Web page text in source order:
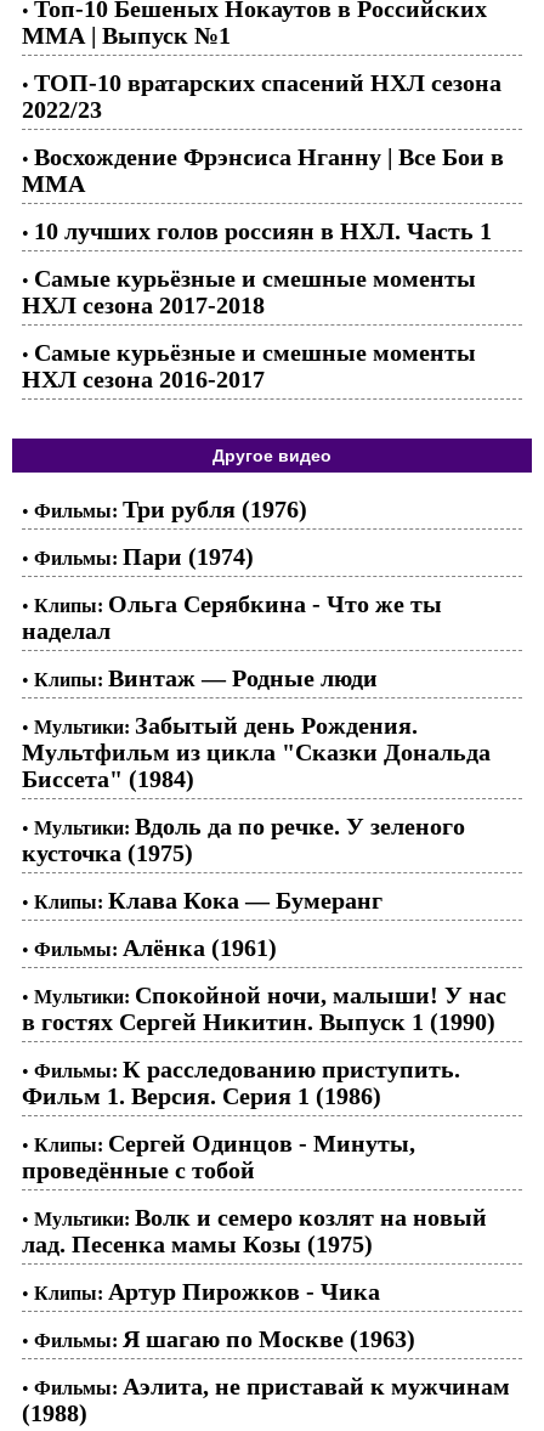
• Топ-10 Бешеных Нокаутов в Российских
ММА | Выпуск №1
• ТОП-10 вратарских спасений НХЛ сезона
2022/23
• Восхождение Фрэнсиса Нганну | Все Бои в
ММА
• 10 лучших голов россиян в НХЛ. Часть 1
• Самые курьёзные и смешные моменты
НХЛ сезона 2017-2018
• Самые курьёзные и смешные моменты
НХЛ сезона 2016-2017
Другое видео
• Фильмы: Три рубля (1976)
• Фильмы: Пари (1974)
• Клипы: Ольга Серябкина - Что же ты
наделал
• Клипы: Винтаж — Родные люди
• Мультики: Забытый день Рождения.
Мультфильм из цикла "Сказки Дональда
Биссета" (1984)
• Мультики: Вдоль да по речке. У зеленого
кусточка (1975)
• Клипы: Клава Кока — Бумеранг
• Фильмы: Алёнка (1961)
• Мультики: Спокойной ночи, малыши! У нас
в гостях Сергей Никитин. Выпуск 1 (1990)
• Фильмы: К расследованию приступить.
Фильм 1. Версия. Серия 1 (1986)
• Клипы: Сергей Одинцов - Минуты,
проведённые с тобой
• Мультики: Волк и семеро козлят на новый
лад. Песенка мамы Козы (1975)
• Клипы: Артур Пирожков - Чика
• Фильмы: Я шагаю по Москве (1963)
• Фильмы: Аэлита, не приставай к мужчинам
(1988)